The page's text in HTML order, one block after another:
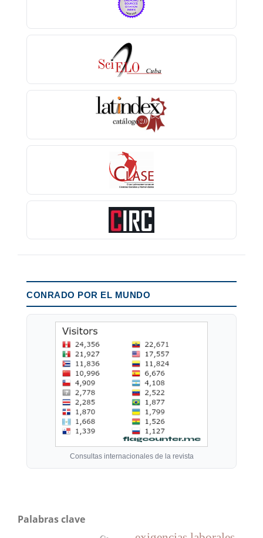
CONRADO POR EL MUNDO
Consultas internacionales de la revista
Palabras clave